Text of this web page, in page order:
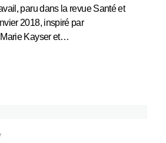
paru dans la revue Santé et
2018, inspiré par
Marie Kayser et…